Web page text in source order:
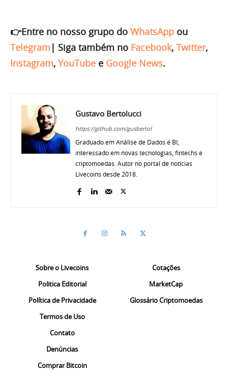
👉Entre no nosso grupo do WhatsApp ou
Telegram | Siga também no Facebook, Twitter,
Instagram, YouTube e Google News.
Gustavo Bertolucci
https://github.com/gusbertol
Graduado em Análise de Dados e BI,
interessado em novas tecnologias, fintechs e
criptomoedas. Autor no portal de notícias
Livecoins desde 2018.
Sobre o Livecoins
Politica Editorial
Política de Privacidade
Termos de Uso
Contato
Denúncias
Comprar Bitcoin
Cotações
MarketCap
Glossário Criptomoedas